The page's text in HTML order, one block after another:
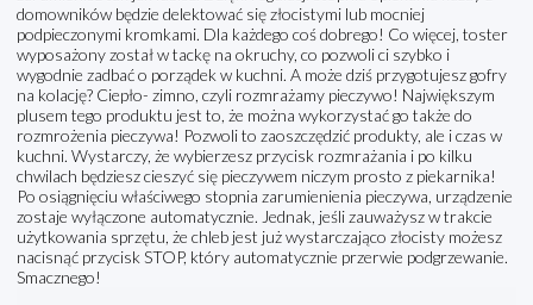
domowników będzie delektować się złocistymi lub mocniej
podpieczonymi kromkami. Dla każdego coś dobrego! Co więcej, toster
wyposażony został w tackę na okruchy, co pozwoli ci szybko i
wygodnie zadbać o porządek w kuchni. A może dziś przygotujesz gofry
na kolację? Ciepło- zimno, czyli rozmrażamy pieczywo! Największym
plusem tego produktu jest to, że można wykorzystać go także do
rozmrożenia pieczywa! Pozwoli to zaoszczędzić produkty, ale i czas w
kuchni. Wystarczy, że wybierzesz przycisk rozmrażania i po kilku
chwilach będziesz cieszyć się pieczywem niczym prosto z piekarnika!
Po osiągnięciu właściwego stopnia zarumienienia pieczywa, urządzenie
zostaje wyłączone automatycznie. Jednak, jeśli zauważysz w trakcie
użytkowania sprzętu, że chleb jest już wystarczająco złocisty możesz
nacisnąć przycisk STOP, który automatycznie przerwie podgrzewanie.
Smacznego!